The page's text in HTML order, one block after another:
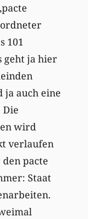
101
geht ja hier
ja auch eine
Die
wird
verlaufen
pacte
Staat